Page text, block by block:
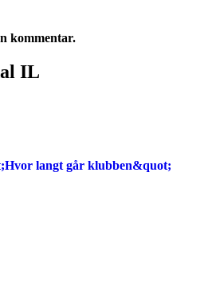
kommentar.
IL
langt går klubben&quot;